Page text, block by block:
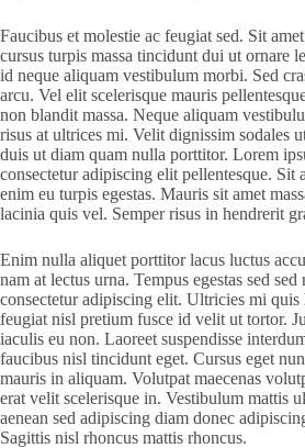
Faucibus et molestie ac feugiat sed. Sit
cursus turpis massa tincidunt dui ut ornare
id neque aliquam vestibulum morbi. Sed
arcu. Vel elit scelerisque mauris
non blandit massa. Neque aliquam
risus at ultrices mi. Velit dignissim sodales
duis ut diam quam nulla porttitor. Lorem
consectetur adipiscing elit pellentesque. Sit
enim eu turpis egestas. Mauris sit amet
lacinia quis vel. Semper risus in hendrerit
Enim nulla aliquet porttitor lacus luctus
nam at lectus urna. Tempus egestas sed
consectetur adipiscing elit. Ultricies mi
feugiat nisl pretium fusce id velit ut tortor.
iaculis eu non. Laoreet suspendisse
faucibus nisl tincidunt eget. Cursus eget
mauris in aliquam. Volutpat maecenas
erat velit scelerisque in. Vestibulum mattis
aenean sed adipiscing diam donec
Sagittis nisl rhoncus mattis rhoncus.